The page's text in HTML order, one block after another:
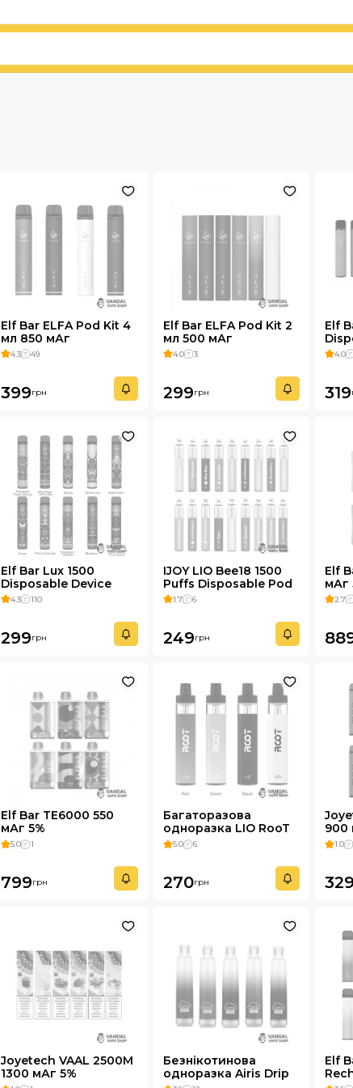
Elf Bar ELFA Pod Kit 4
мл 850 мАг
4.3 49
399грн
Elf Bar ELFA Pod Kit 2
мл 500 мАг
4.0 3
299грн
Elf
4.0
319
Elf Bar Lux 1500
Disposable Device
850mAh 5%
4.3 110
299грн
IJOY LIO Bee18 1500
Puffs Disposable Pod
Kit1.7 6
249грн
Elf
мАг
2.7
Elf Bar TE6000 550
мАг 5%
5.0 1
799грн
Багаторазова
одноразка LIO RooT
Disposable Pod Kit
5.0 6
270грн
900
1.0
329
Joyetech VAAL 2500M
1300 мАг 5%
Безнікотинова
одноразка Airis Drip
Elf